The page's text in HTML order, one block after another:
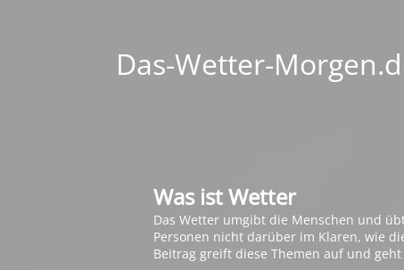
Das-Wetter-
Was ist Wetter
Das Wetter umgibt die Menschen und
Personen nicht darüber im Klaren, wie
Beitrag greift diese Themen auf und